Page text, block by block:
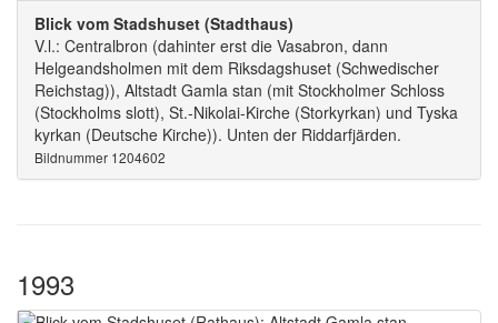
Blick vom Stadshuset (Stadthaus)
V.l.: Centralbron (dahinter erst die Vasabron, dann
Helgeandsholmen mit dem Riksdagshuset (Schwedischer
Reichstag)), Altstadt Gamla stan (mit Stockholmer Schloss
(Stockholms slott), St.-Nikolai-Kirche (Storkyrkan) und Tyska
kyrkan (Deutsche Kirche)). Unten der Riddarfjärden.
Bildnummer 1204602
1993